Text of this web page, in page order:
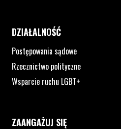
DZIAŁALNOŚĆ
Postępowania sądowe
Rzecznictwo polityczne
Wsparcie ruchu LGBT+
ZAANGAŻUJ SIĘ